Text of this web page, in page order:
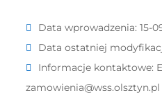
Data wprowadzenia: 15-
Data ostatniej
Informacje kontaktowe:
zamowienia@wss.olsztyn.pl